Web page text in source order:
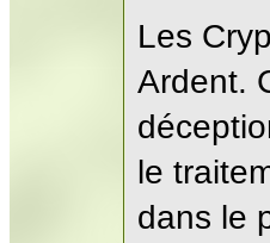
Les
Ardent.
le
dans le